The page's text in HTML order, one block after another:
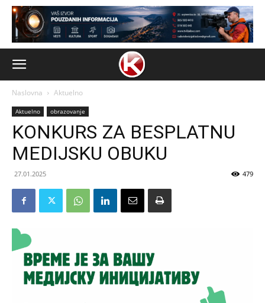
Naslovna Aktuelno
Aktuelno obrazovanje
KONKURS ZA BESPLATNU
MEDIJSKU OBUKU
27.01.2025 479